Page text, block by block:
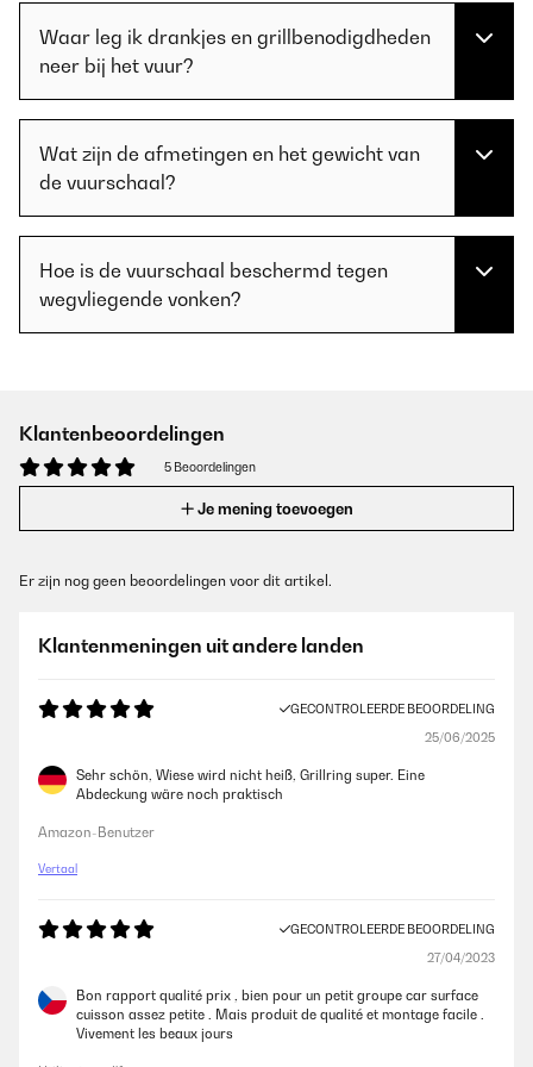
Waar leg ik drankjes en grillbenodigdheden
neer bij het vuur?
Wat zijn de afmetingen en het gewicht van
de vuurschaal?
Hoe is de vuurschaal beschermd tegen
wegvliegende vonken?
Klantenbeoordelingen
5 Beoordelingen
Je mening toevoegen
Er zijn nog geen beoordelingen voor dit artikel.
Klantenmeningen uit andere landen
GECONTROLEERDE BEOORDELING
25/06/2025
Sehr schön, Wiese wird nicht heiß, Grillring super. Eine
Abdeckung wäre noch praktisch
Amazon-Benutzer
Vertaal
GECONTROLEERDE BEOORDELING
27/04/2023
Bon rapport qualité prix , bien pour un petit groupe car surface
cuisson assez petite . Mais produit de qualité et montage facile .
Vivement les beaux jours